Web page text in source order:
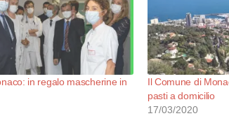
in regalo mascherine in
Il Comune di
pasti a domicilio
17/03/2020